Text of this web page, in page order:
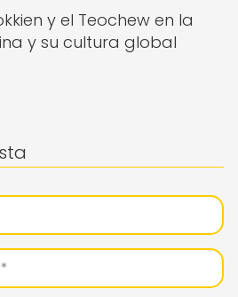
y el Teochew en la
y su cultura global